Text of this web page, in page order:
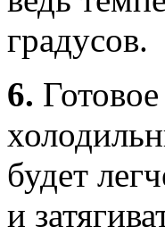
градусов.
6.
будет
и